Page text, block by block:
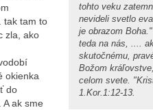
tak tam to
zla, ako
okienka
do
ak sme
tohto veku
nevideli svetlo
je obrazom
teda na nás, ....
skutočnému,
Božom
celom svete.
1.Kor.1:12-13.